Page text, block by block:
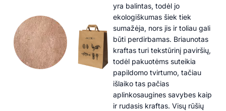
yra balintas, todėl jo
ekologiškumas šiek tiek
sumažėja, nors jis ir toliau gali
būti perdirbamas. Briaunotas
kraftas turi tekstūrinį paviršių,
todėl pakuotėms suteikia
papildomo tvirtumo, tačiau
išlaiko tas pačias
aplinkosaugines savybes kaip
ir rudasis kraftas. Visų rūšių